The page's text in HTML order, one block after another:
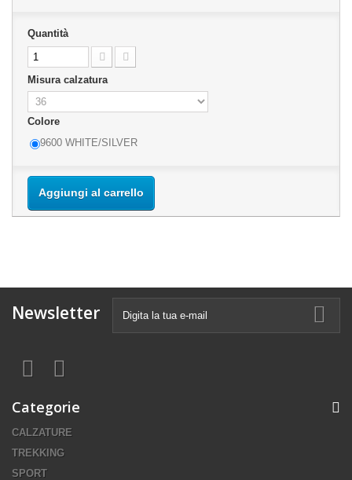
Quantità
Misura calzatura
Colore
9600 WHITE/SILVER
Aggiungi al carrello
Newsletter
Categorie
CALZATURE
TREKKING
SPORT